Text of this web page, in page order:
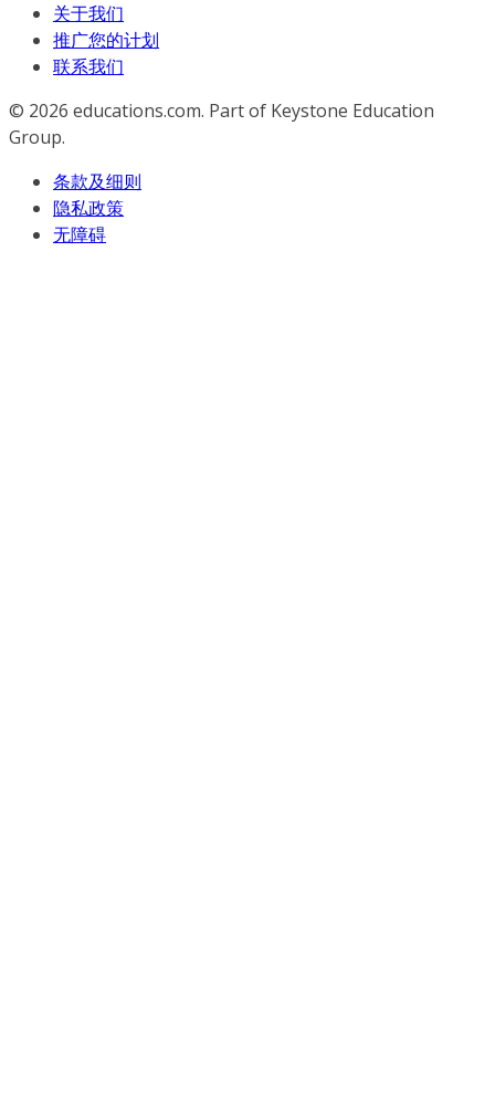
关于我们
推广您的计划
联系我们
© 2026 educations.com. Part of Keystone Education
Group.
条款及细则
隐私政策
无障碍